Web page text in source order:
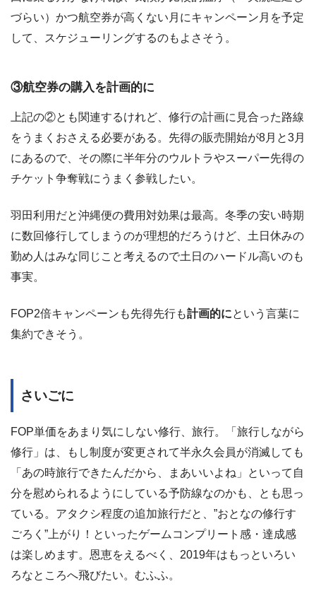
づらい）かつ航空券が高くない月にキャンペーン月を予定
して、スケジューリングするのもよさそう。
③航空券の購入を計画的に
上記の②とも関連するけれど、修行の計画に見合った路線
をうまくおさえる必要がある。先得の販売開始が8月と3月
にあるので、その際に半年分のウルトラやスーパー先得の
チケット争奪戦にうまく参戦したい。
羽田利用だと沖縄便の費用対効果は最高。冬季の安い時期
に数回修行してしまうのが理想的だろうけど、土日休みの
勤め人はみな同じこと考えるので土日のハードル高いのも
事実。
FOP2倍キャンペーンも先得先行も計画的にという言葉に
集約できそう。
さいごに
FOP単価をあまり気にしない修行、旅行。「旅行しながら
修行」は、もし制度が変更されて半永久会員が消滅しても
「あの時旅行できたんだから、まあいいよね」といって自
分を慰められるようにしている予防線なのかも、とも思っ
ている。アタクシ程度の追加旅行だと、”おとなの修行す
ごろく”上がり！といったゲームコンプリート感・達成感
は楽しめます。恩恵をえるべく、2019年はもっといろい
ろなところへ飛びたい。むふふ。